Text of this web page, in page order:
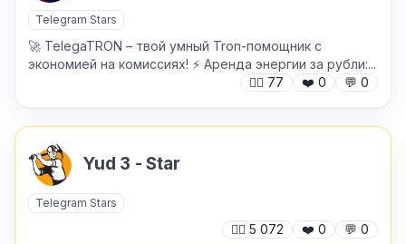
Текст обращения (необязательно)
Хочу получить ответ на email
Отправить
Telegram Stars
🚀 TelegaTRON – твой умный Tron-помощник с
экономией на комиссиях! ⚡ Аренда энергии за рубли:...
🙍‍♂️ 77 ❤️ 0 💬 0
Yud 3 - Star
Telegram Stars
🙍‍♂️ 5 072 ❤️ 0 💬 0